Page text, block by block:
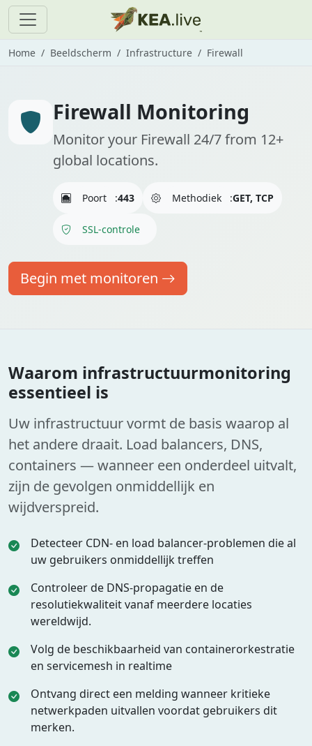
Home Beeldscherm Infrastructure Firewall
Firewall Monitoring
Monitor your Firewall 24/7 from 12+
global locations.
Poort :443 Methodiek :GET, TCP
SSL-controle
Begin met monitoren
Waarom infrastructuurmonitoring
essentieel is
Uw infrastructuur vormt de basis waarop al
het andere draait. Load balancers, DNS,
containers — wanneer een onderdeel uitvalt,
zijn de gevolgen onmiddellijk en
wijdverspreid.
Detecteer CDN- en load balancer-problemen die al
uw gebruikers onmiddellijk treffen
Controleer de DNS-propagatie en de
resolutiekwaliteit vanaf meerdere locaties
wereldwijd.
Volg de beschikbaarheid van containerorkestratie
en servicemesh in realtime
Ontvang direct een melding wanneer kritieke
netwerkpaden uitvallen voordat gebruikers dit
merken.